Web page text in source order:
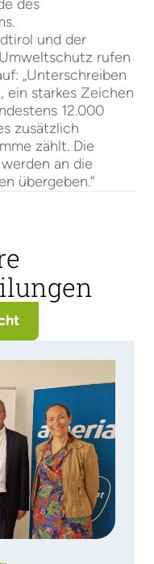
des
und der
rufen
„Unterschreiben
ein starkes Zeichen
12.000
zusätzlich
zählt. Die
an die
übergeben.“